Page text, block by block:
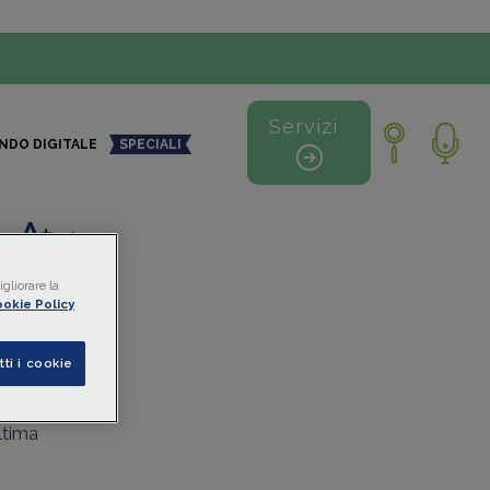
DIGITALE SPECIALI
Servizi
+ -
la
Policy
i cookie